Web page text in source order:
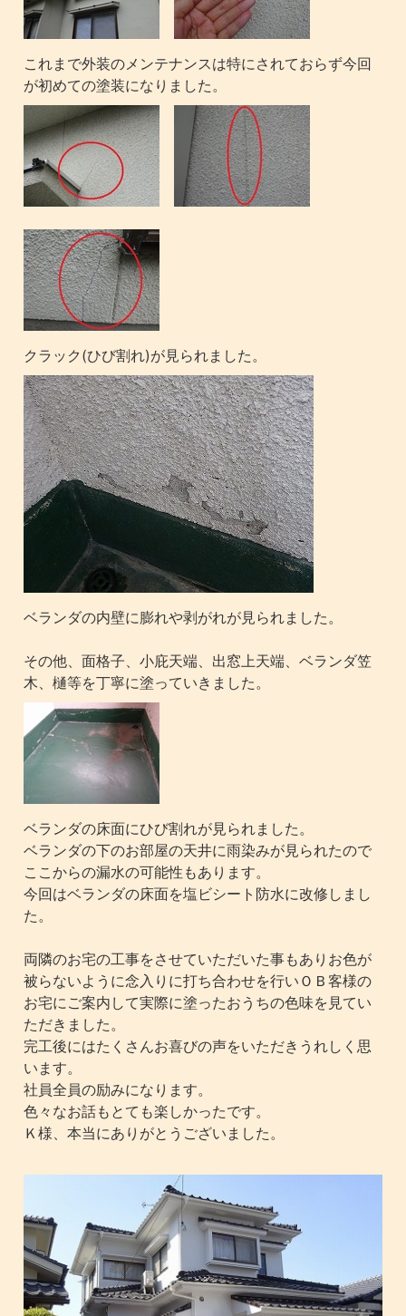
これまで外装のメンテナンスは特にされておらず今回
が初めての塗装になりました。
クラック(ひび割れ)が見られました。
ベランダの内壁に膨れや剥がれが見られました。
その他、面格子、小庇天端、出窓上天端、ベランダ笠
木、樋等を丁寧に塗っていきました。
ベランダの床面にひび割れが見られました。
ベランダの下のお部屋の天井に雨染みが見られたので
ここからの漏水の可能性もあります。
今回はベランダの床面を塩ビシート防水に改修しまし
た。
両隣のお宅の工事をさせていただいた事もありお色が
被らないように念入りに打ち合わせを行いＯＢ客様の
お宅にご案内して実際に塗ったおうちの色味を見てい
ただきました。
完工後にはたくさんお喜びの声をいただきうれしく思
います。
社員全員の励みになります。
色々なお話もとても楽しかったです。
Ｋ様、本当にありがとうございました。